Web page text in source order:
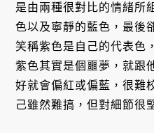
是由兩種很對比的情緒所
色以及寧靜的藍色，最後
笑稱紫色是自己的代表色
紫色其實是個噩夢，就跟
好就會偏紅或偏藍，很難
己雖然難搞，但對細節很